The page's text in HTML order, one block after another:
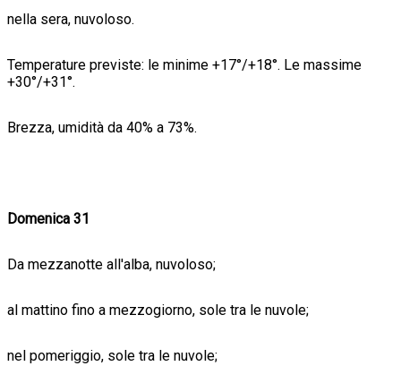
nella sera, nuvoloso.
Temperature previste: le minime +17°/+18°. Le massime
+30°/+31°.
Brezza, umidità da 40% a 73%.
Domenica 31
Da mezzanotte all'alba, nuvoloso;
al mattino fino a mezzogiorno, sole tra le nuvole;
nel pomeriggio, sole tra le nuvole;